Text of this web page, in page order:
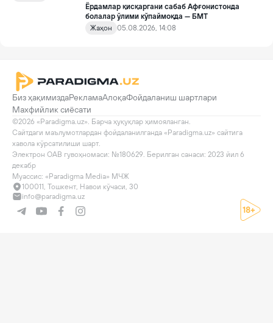
такомиллаштириш бўйича қўшимча чора-тадбирлар
тўғрисида»ги қарори билан инклюзив таълим соҳасида қатор
янги механизмлар жорий этилади.
Ёрдамлар қисқаргани сабаб Афғонистонда
болалар ўлими кўпаймоқда — БМТ
Жаҳон
05.08.2026, 14:08
Биз ҳақимиздаРекламаАлоқаФойдаланиш шартлари
Махфийлик сиёсати
©2026 «Paradigma.uz». Барча ҳуқуқлар ҳимояланган.
Сайтдаги маълумотлардан фойдаланилганда «Paradigma.uz» сайтига
хавола кўрсатилиши шарт.
Электрон ОАВ гувоҳномаси: №180629. Берилган санаси: 2023 йил 6
декабр
Муассис: «Paradigma Media» МЧЖ
100011, Тошкент, Навои кўчаси, 30
info@paradigma.uz